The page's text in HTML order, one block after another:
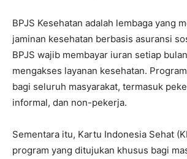
BPJS Kesehatan adalah lembaga yang
jaminan kesehatan berbasis asuransi
BPJS wajib membayar iuran setiap
mengakses layanan kesehatan.
bagi seluruh masyarakat, termasuk
informal, dan non-pekerja.
Sementara itu, Kartu Indonesia Sehat
program yang ditujukan khusus bagi